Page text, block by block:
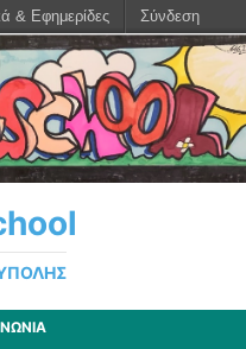
& Εφημερίδες Σύνδεση